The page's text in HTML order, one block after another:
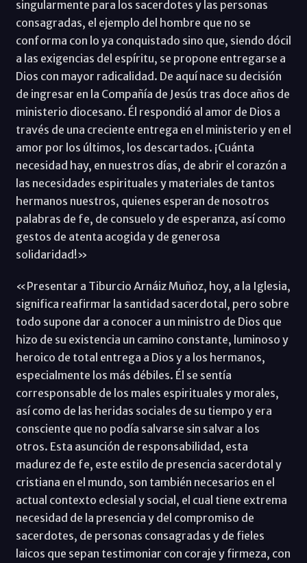
singularmente para los sacerdotes y las personas
consagradas, el ejemplo del hombre que no se
conforma con lo ya conquistado sino que, siendo dócil
a las exigencias del espíritu, se propone entregarse a
Dios con mayor radicalidad. De aquí nace su decisión
de ingresar en la Compañía de Jesús tras doce años de
ministerio diocesano. Él respondió al amor de Dios a
través de una creciente entrega en el ministerio y en el
amor por los últimos, los descartados. ¡Cuánta
necesidad hay, en nuestros días, de abrir el corazón a
las necesidades espirituales y materiales de tantos
hermanos nuestros, quienes esperan de nosotros
palabras de fe, de consuelo y de esperanza, así como
gestos de atenta acogida y de generosa
solidaridad!»
«Presentar a Tiburcio Arnáiz Muñoz, hoy, a la Iglesia,
significa reafirmar la santidad sacerdotal, pero sobre
todo supone dar a conocer a un ministro de Dios que
hizo de su existencia un camino constante, luminoso y
heroico de total entrega a Dios y a los hermanos,
especialmente los más débiles. Él se sentía
corresponsable de los males espirituales y morales,
así como de las heridas sociales de su tiempo y era
consciente que no podía salvarse sin salvar a los
otros. Esta asunción de responsabilidad, esta
madurez de fe, este estilo de presencia sacerdotal y
cristiana en el mundo, son también necesarios en el
actual contexto eclesial y social, el cual tiene extrema
necesidad de la presencia y del compromiso de
sacerdotes, de personas consagradas y de fieles
laicos que sepan testimoniar con coraje y firmeza, con